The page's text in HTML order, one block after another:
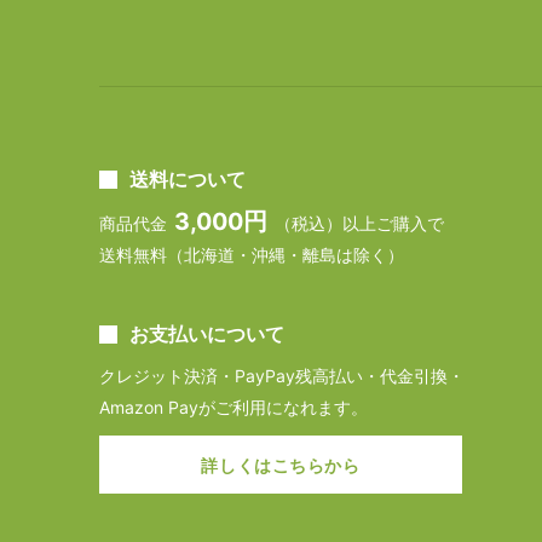
送料について
商品代金 3,000円
（税込）以上ご購入で
送料無料（北海道・沖縄・離島は除く）
お支払いについて
クレジット決済・PayPay残高払い・代金引換・
Amazon Payがご利用になれます。
詳しくはこちらから